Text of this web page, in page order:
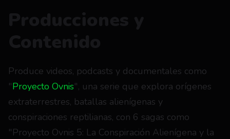
Produce videos, podcasts y documentales como
"Proyecto Ovnis", una serie que explora orígenes
extraterrestres, batallas alienígenas y
conspiraciones reptilianas, con 6 sagas como
"Proyecto Ovnis 5: La Conspiración Alienígena y la